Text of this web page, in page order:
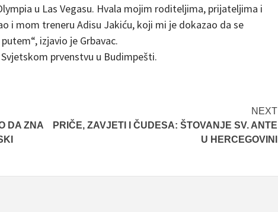
u Las Vegasu. Hvala mojim roditeljima, prijateljima i
i mom treneru Adisu Jakiću, koji mi je dokazao da se
izjavio je Grbavac.
prvenstvu u Budimpešti.
DA ZNA
NEXT
PRIČE, ZAVJETI I ČUDESA: ŠTOVANJE SV. ANTE
U HERCEGOVINI